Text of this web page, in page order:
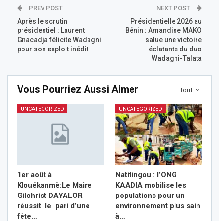
PREV POST
Après le scrutin
présidentiel : Laurent
Gnacadja félicite Wadagni
pour son exploit inédit
NEXT POST
Présidentielle 2026 au
Bénin : Amandine MAKO
salue une victoire
éclatante du duo
Wadagni-Talata
Tout
Vous Pourriez Aussi Aimer
UNCATEGORIZED
1er août à
Klouékanmè:Le Maire
Gilchrist DAYALOR
réussit le pari d’une
fête…
UNCATEGORIZED
Natitingou : l’ONG
KAADIA mobilise les
populations pour un
environnement plus sain
à…